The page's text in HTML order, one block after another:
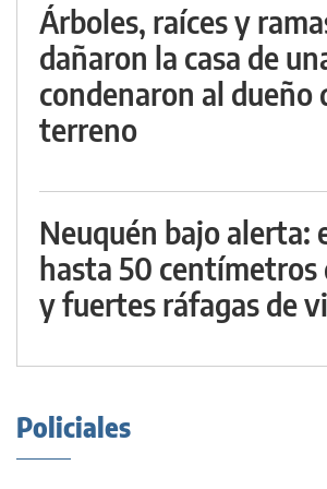
Árboles, raíces y
dañaron la casa de
condenaron al dueño
terreno
Neuquén bajo alerta:
hasta 50 centímetros
y fuertes ráfagas de
Policiales